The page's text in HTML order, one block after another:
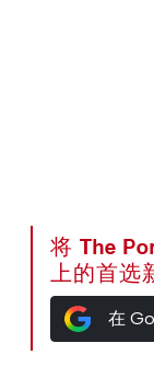
将 The
上的首选
在